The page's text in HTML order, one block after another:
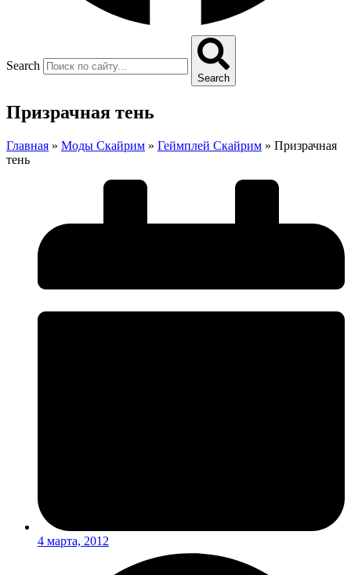
Search
Search
Призрачная тень
Главная » Моды Скайрим » Геймплей Скайрим » Призрачная
тень
4 марта, 2012